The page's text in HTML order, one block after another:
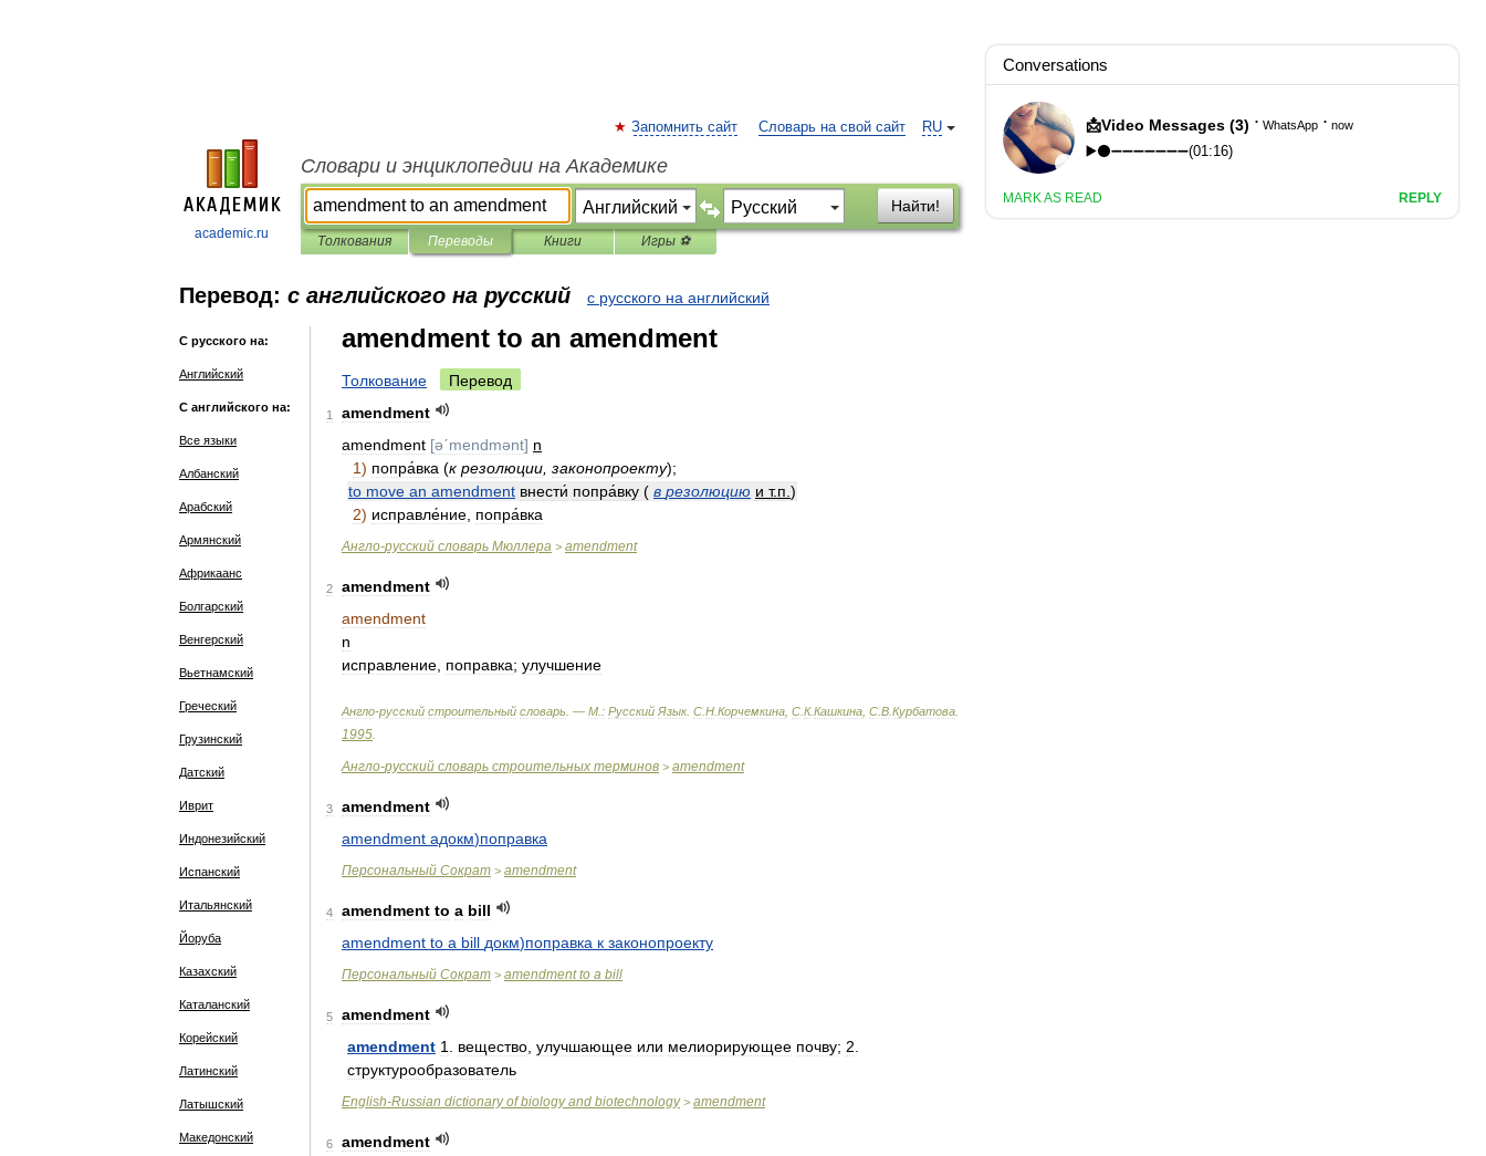
academic.ru
RU
Запомнить сайт Словарь на свой сайт
Словари и энциклопедии на Академике
Найти!
Толкования Переводы Книги Игры ⚽
Перевод: с английского на русский с русского на английский
С русского на:
Английский
С английского на:
Все языки
Албанский
Арабский
Армянский
Африкаанс
Болгарский
Венгерский
Вьетнамский
Греческий
Грузинский
Датский
Иврит
Индонезийский
Испанский
Итальянский
Йоруба
Казахский
Каталанский
Корейский
Латинский
Латышский
Македонский
amendment to an amendment
Толкование Перевод
1
amendment
amendment [əˊmendmənt] n
1) попра́вка (к резолюции законопроекту);
to move an amendment внести́ попра́вку ( в резолюцию и т.п )
2) исправле́ние попра́вка
Англо-русский словарь Мюллера > amendment
2
amendment
amendment
n
исправление поправка; улучшение
Англо-русский строительный словарь . — М : Русский Язык. С Н Корчемкина С К.Кашкина С В Курбатова
1995
Англо-русский словарь строительных терминов > amendment
3
amendment
amendment адокм)поправка
Персональный Сократ > amendment
4 amendment to a bill
amendment to a bill докм)поправка к законопроекту
Персональный Сократ > amendment to a bill
5
amendment
amendment 1 вещество улучшающее или мелиорирующее почву; 2
структурообразователь
English-Russian dictionary of biology and biotechnology> amendment
6
amendment